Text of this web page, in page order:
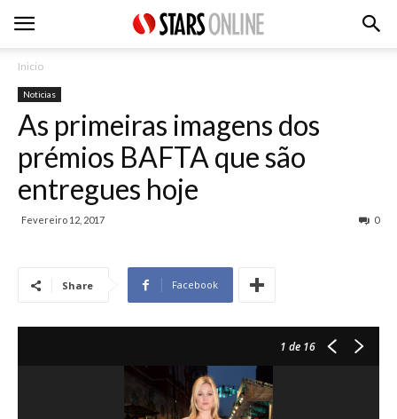
Inicio
Noticias
As primeiras imagens dos
prémios BAFTA que são
entregues hoje
Fevereiro 12, 2017 0
Share Facebook
1 de 16